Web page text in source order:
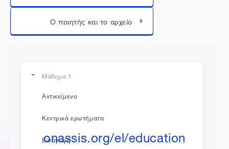
Μεταπήδηση σε...
Ο ποιητής και το αρχείο
Μάθημα 1
Αντικείμενο
Κεντρικά ερωτήματα
Εισαγωγή
η εκπαίδευση συνεχίζεται...
onassis.org/el/education